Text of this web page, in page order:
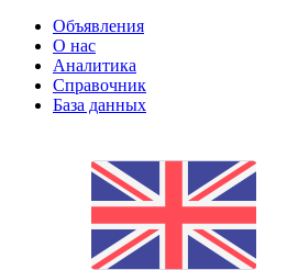
Объявления
О нас
Аналитика
Справочник
База данных